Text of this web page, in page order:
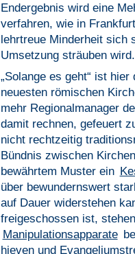
Endergebnis wird eine
verfahren, wie in
lehrtreue Minderheit sich
Umsetzung sträuben wird.
„Solange es geht“ ist
neuesten römischen
mehr Regionalmanager
damit rechnen, gefeuert
nicht rechtzeitig
Bündnis zwischen
bewährtem Muster ein
über bewundernswert
auf Dauer widerstehen
freigeschossen ist,
Manipulationsapparate
hieven und